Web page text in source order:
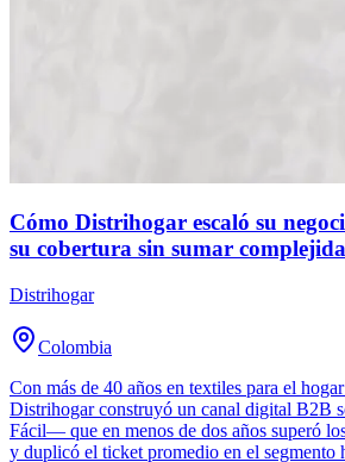
Cómo Distrihogar escaló su
su cobertura sin sumar
Distrihogar
Colombia
Con más de 40 años en textiles para el
Distrihogar construyó un canal digital
Fácil— que en menos de dos años superó
y duplicó el ticket promedio en el segmento